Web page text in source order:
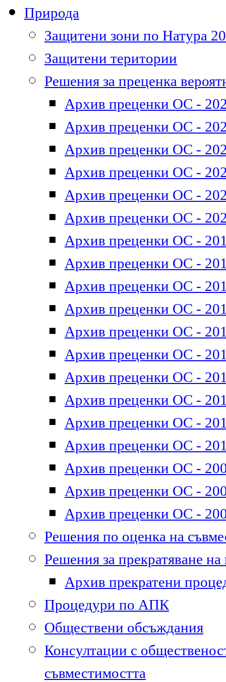
Природа
Защитени зони по Натура
Защитени територии
Решения за преценка
Архив преценки ОС -
Архив преценки ОС -
Архив преценки ОС -
Архив преценки ОС -
Архив преценки ОС -
Архив преценки ОС -
Архив преценки ОС -
Архив преценки ОС -
Архив преценки ОС -
Архив преценки ОС -
Архив преценки ОС -
Архив преценки ОС -
Архив преценки ОС -
Архив преценки ОС -
Архив преценки ОС -
Архив преценки ОС -
Архив преценки ОС -
Архив преценки ОС -
Архив преценки ОС -
Решения по оценка на
Решения за прекратяване
Архив прекратени
Процедури по АПК
Обществени обсъждания
Консултации с
съвместимостта